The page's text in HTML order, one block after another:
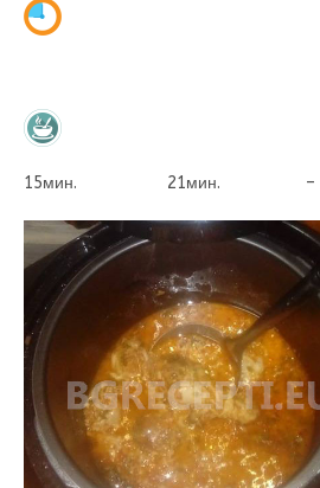
15мин. 21мин. –